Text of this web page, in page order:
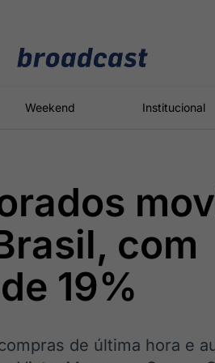
Weekend Institucional
Energia
O setor de
energia elétrica
no Brasil
White Label
Plataforma para
conteúdos
personalizados
Broadcast
Broadcast
com
19%
de última hora e